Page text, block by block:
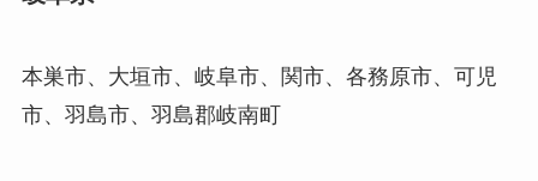
本巣市、大垣市、岐阜市、関市、各務原市、可児
市、羽島市、羽島郡岐南町